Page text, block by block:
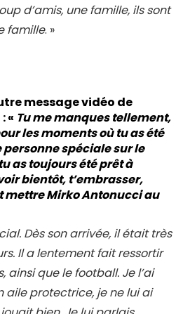
d’amis, une famille, ils sont
famille. »
message vidéo de
« Tu me manques tellement,
les moments où tu as été
personne spéciale sur le
as toujours été prêt à
bientôt, t’embrasser,
mettre Mirko Antonucci au
Dès son arrivée, il était très
Il a lentement fait ressortir
ainsi que le football. Je l’ai
aile protectrice, je ne lui ai